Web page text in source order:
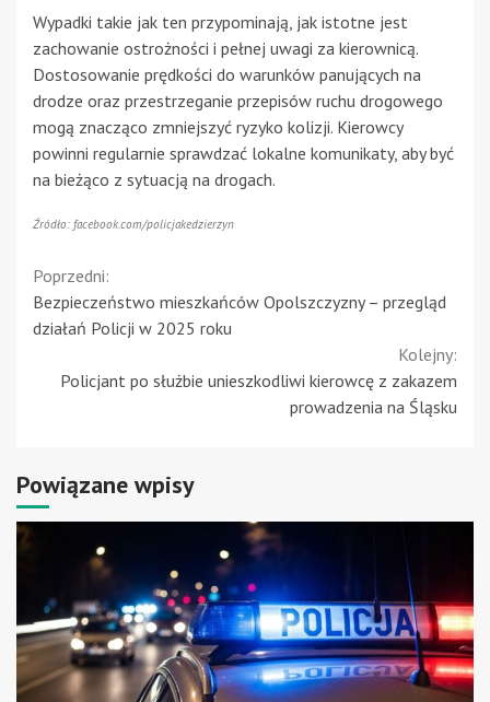
Wypadki takie jak ten przypominają, jak istotne jest
zachowanie ostrożności i pełnej uwagi za kierownicą.
Dostosowanie prędkości do warunków panujących na
drodze oraz przestrzeganie przepisów ruchu drogowego
mogą znacząco zmniejszyć ryzyko kolizji. Kierowcy
powinni regularnie sprawdzać lokalne komunikaty, aby być
na bieżąco z sytuacją na drogach.
Źródło: facebook.com/policjakedzierzyn
Continue
Reading
Poprzedni:
Bezpieczeństwo mieszkańców Opolszczyzny – przegląd
działań Policji w 2025 roku
Kolejny:
Policjant po służbie unieszkodliwi kierowcę z zakazem
prowadzenia na Śląsku
Powiązane wpisy